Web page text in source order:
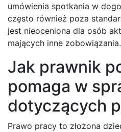
umówienia spotkania w
często również poza
jest nieoceniona dla osób
mających inne zobowiązania.
Jak prawnik
pomaga w
dotyczących
Prawo pracy to złożona